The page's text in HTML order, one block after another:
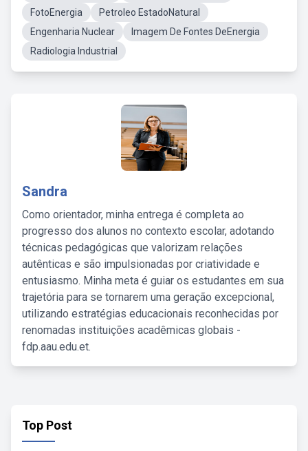
FotoEnergia
Petroleo EstadoNatural
Engenharia Nuclear
Imagem De Fontes DeEnergia
Radiologia Industrial
Sandra
Como orientador, minha entrega é completa ao
progresso dos alunos no contexto escolar, adotando
técnicas pedagógicas que valorizam relações
autênticas e são impulsionadas por criatividade e
entusiasmo. Minha meta é guiar os estudantes em sua
trajetória para se tornarem uma geração excepcional,
utilizando estratégias educacionais reconhecidas por
renomadas instituições acadêmicas globais -
fdp.aau.edu.et.
Top Post